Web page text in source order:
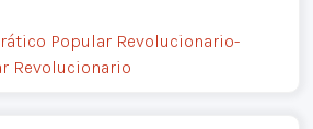
Popular Revolucionario-
Revolucionario